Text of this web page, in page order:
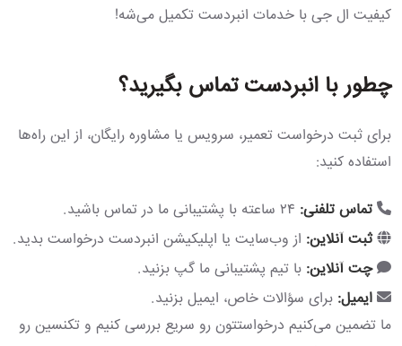
کیفیت ال جی با خدمات انبردست تکمیل می‌شه!
چطور با انبردست تماس بگیرید؟
برای ثبت درخواست تعمیر، سرویس یا مشاوره رایگان، از این راه‌ها
استفاده کنید:
تماس تلفنی:
ثبت آنلاین: از وب‌سایت یا اپلیکیشن انبردست درخواست بدید.
چت آنلاین: با تیم پشتیبانی ما گپ بزنید.
ایمیل: برای سؤالات خاص، ایمیل بزنید.
ما تضمین می‌کنیم درخواستتون رو سریع بررسی کنیم و تکنسین رو